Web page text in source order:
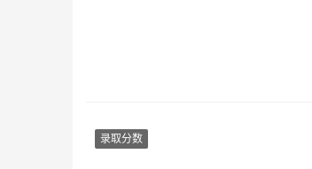
录取分数